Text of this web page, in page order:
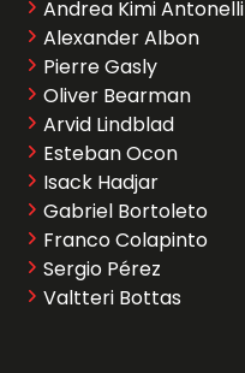
Andrea Kimi Antonelli
Alexander Albon
Pierre Gasly
Oliver Bearman
Arvid Lindblad
Esteban Ocon
Isack Hadjar
Gabriel Bortoleto
Franco Colapinto
Sergio Pérez
Valtteri Bottas